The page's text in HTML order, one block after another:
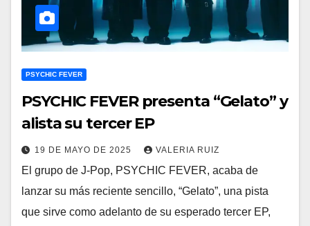
PSYCHIC FEVER
PSYCHIC FEVER presenta “Gelato” y
alista su tercer EP
19 DE MAYO DE 2025 VALERIA RUIZ
El grupo de J-Pop, PSYCHIC FEVER, acaba de
lanzar su más reciente sencillo, “Gelato”, una pista
que sirve como adelanto de su esperado tercer EP,